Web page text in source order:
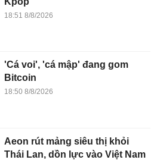
18:51 8/8/2026
'Cá voi', 'cá mập' đang gom
Bitcoin
18:50 8/8/2026
Aeon rút mảng siêu thị khỏi
Thái Lan, dồn lực vào Việt Nam